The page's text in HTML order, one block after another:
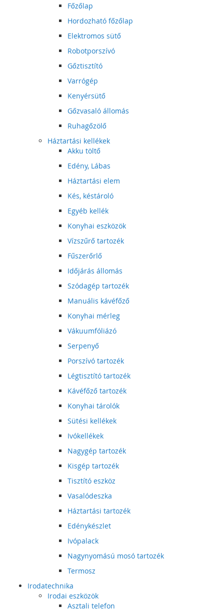
Főzőlap
Hordozható főzőlap
Elektromos sütő
Robotporszívó
Gőztisztító
Varrógép
Kenyérsütő
Gőzvasaló állomás
Ruhagőzölő
Háztartási kellékek
Akku töltő
Edény, Lábas
Háztartási elem
Kés, késtároló
Egyéb kellék
Konyhai eszközök
Vízszűrő tartozék
Fűszerőrlő
Időjárás állomás
Szódagép tartozék
Manuális kávéfőző
Konyhai mérleg
Vákuumfóliázó
Serpenyő
Porszívó tartozék
Légtisztító tartozék
Kávéfőző tartozék
Konyhai tárolók
Sütési kellékek
Ivókellékek
Nagygép tartozék
Kisgép tartozék
Tisztító eszköz
Vasalódeszka
Háztartási tartozék
Edénykészlet
Ivópalack
Nagynyomású mosó tartozék
Termosz
Irodatechnika
Irodai eszközök
Asztali telefon